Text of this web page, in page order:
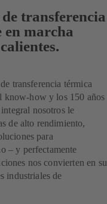
transferencia
marcha
transferencia térmica
know-how y los 150 años
nosotros le
de alto rendimiento,
para
– y perfectamente
nos convierten en su
industriales de